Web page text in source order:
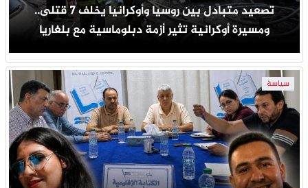
تصعيد متبادل بين روسيا وأوكرانيا يخلف 7 قتلى..
ومسيرة أوكرانية تثير أزمة دبلوماسية مع بلغاريا
سياسة